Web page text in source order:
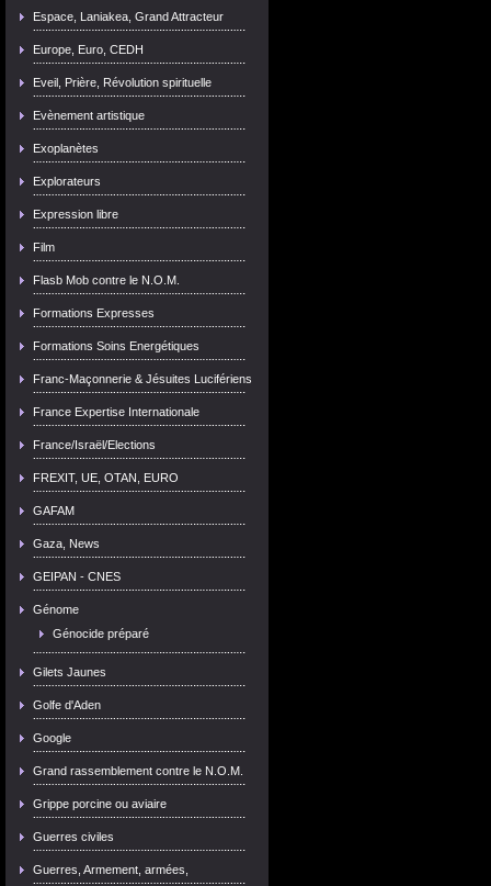
Espace, Laniakea, Grand Attracteur
Europe, Euro, CEDH
Eveil, Prière, Révolution spirituelle
Evènement artistique
Exoplanètes
Explorateurs
Expression libre
Film
Flasb Mob contre le N.O.M.
Formations Expresses
Formations Soins Energétiques
Franc-Maçonnerie & Jésuites Lucifériens
France Expertise Internationale
France/Israël/Elections
FREXIT, UE, OTAN, EURO
GAFAM
Gaza, News
GEIPAN - CNES
Génome
Génocide préparé
Gilets Jaunes
Golfe d'Aden
Google
Grand rassemblement contre le N.O.M.
Grippe porcine ou aviaire
Guerres civiles
Guerres, Armement, armées,